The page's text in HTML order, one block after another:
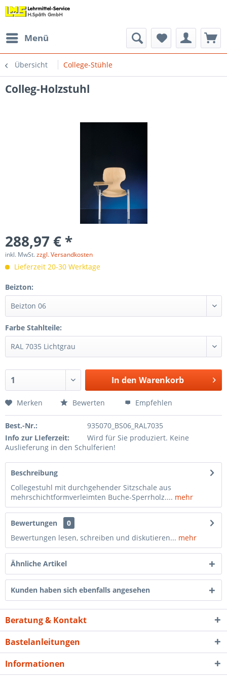
Menü
Übersicht College-Stühle
Colleg-Holzstuhl
288,97 € *
inkl. MwSt.zzgl. Versandkosten
Lieferzeit 20-30 Werktage
Beizton:
Farbe Stahlteile:
In den Warenkorb
Merken Bewerten Empfehlen
Best.-Nr.:
935070_BS06_RAL7035
Info zur LIeferzeit:
Wird für Sie produziert. Keine
Auslieferung in den Schulferien!
Beschreibung
Collegestuhl mit durchgehender Sitzschale aus
mehrschichtformverleimten Buche-Sperrholz.... mehr
Bewertungen
0
Bewertungen lesen, schreiben und diskutieren... mehr
Ähnliche Artikel
Kunden haben sich ebenfalls angesehen
Beratung & Kontakt
Bastelanleitungen
Informationen